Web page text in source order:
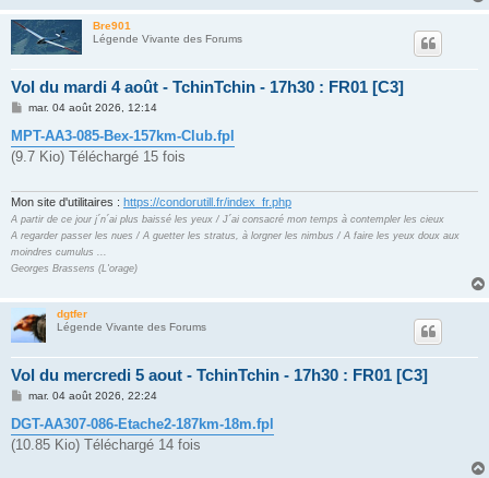
Bre901
Légende Vivante des Forums
Vol du mardi 4 août - TchinTchin - 17h30 : FR01 [C3]
M
s
s
a
mar. 04 août 2026, 12:14
MPT-AA3-085-Bex-157km-Club.fpl
(9.7 Kio) Téléchargé 15 fois
Mon site d'utilitaires : https://condorutill.fr/index_fr.php
A partir de ce jour j´n´ai plus baissé les yeux / J´ai consacré mon temps à contempler les cieux
A regarder passer les nues / A guetter les stratus, à lorgner les nimbus / A faire les yeux doux aux
moindres cumulus ...
Georges Brassens (L'orage)
dgtfer
Légende Vivante des Forums
Vol du mercredi 5 aout - TchinTchin - 17h30 : FR01 [C3]
M
s
s
a
mar. 04 août 2026, 22:24
DGT-AA307-086-Etache2-187km-18m.fpl
(10.85 Kio) Téléchargé 14 fois